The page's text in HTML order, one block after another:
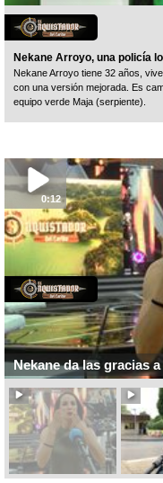
Nekane Arroyo, una policía
Nekane Arroyo tiene 32 años,
con una versión mejorada. Es
equipo verde Maja (serpiente).
0:12
Nekane da las gracias